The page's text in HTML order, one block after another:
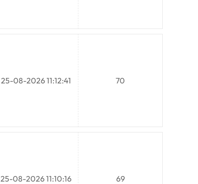
25-08-2026 11:12:41 70
25-08-2026 11:10:16 69